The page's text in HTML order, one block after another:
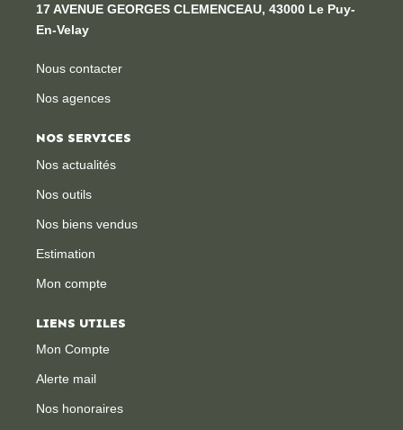
17 AVENUE GEORGES CLEMENCEAU, 43000 Le Puy-
En-Velay
Nous contacter
Nos agences
NOS SERVICES
Nos actualités
Nos outils
Nos biens vendus
Estimation
Mon compte
LIENS UTILES
Mon Compte
Alerte mail
Nos honoraires